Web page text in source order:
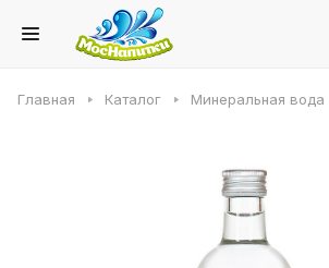
Главная Каталог Минеральная вода